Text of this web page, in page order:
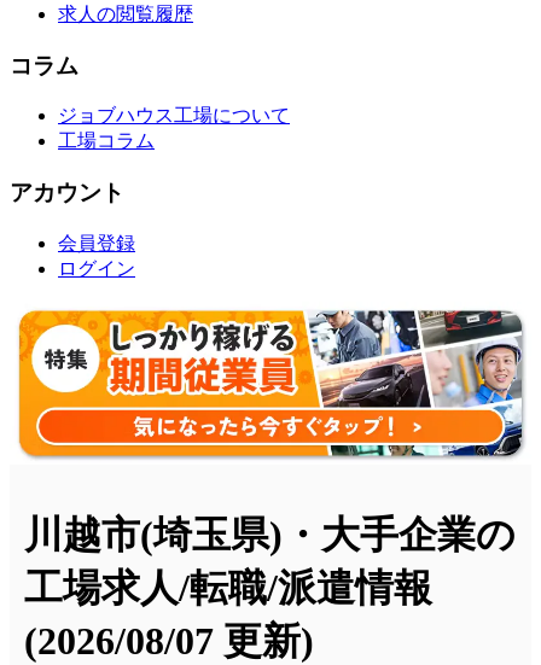
求人の閲覧履歴
コラム
ジョブハウス工場について
工場コラム
アカウント
会員登録
ログイン
川越市(埼玉県)・大手企業の
工場求人/転職/派遣情報
(2026/08/07 更新)